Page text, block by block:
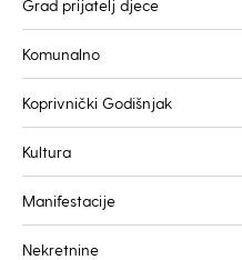
Grad prijatelj djece
Komunalno
Koprivnički Godišnjak
Kultura
Manifestacije
Nekretnine